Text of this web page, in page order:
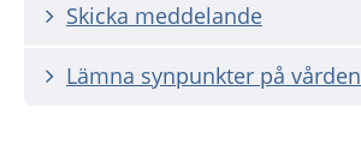
Skicka meddelande
Lämna synpunkter på vården